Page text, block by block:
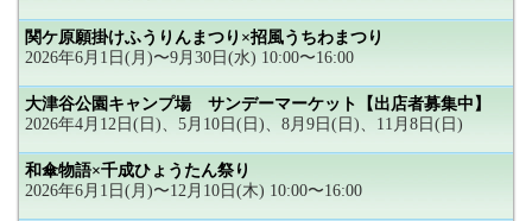
関ケ原願掛けふうりんまつり×招風うちわまつり
2026年6月1日(月)〜9月30日(水) 10:00〜16:00
大津谷公園キャンプ場 サンデーマーケット【出店者募集中】
2026年4月12日(日)、5月10日(日)、8月9日(日)、11月8日(日)
和傘物語×千成ひょうたん祭り
2026年6月1日(月)〜12月10日(木) 10:00〜16:00